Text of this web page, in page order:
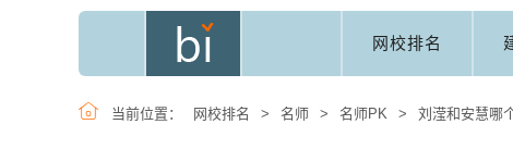
网校排名
当前位置： 网校排名 > 名师 > 名师PK > 刘滢和安慧哪